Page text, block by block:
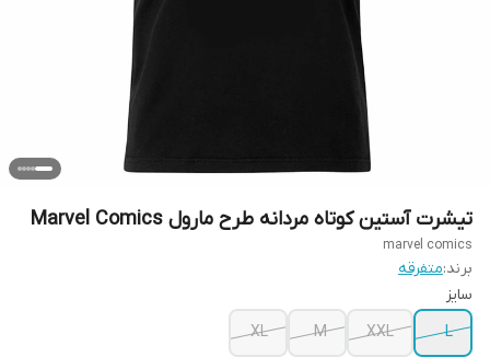
تیشرت آستین کوتاه مردانه طرح مارول Marvel Comics
marvel comics
برند:متفرقه
سایز
L
XXL
M
XL